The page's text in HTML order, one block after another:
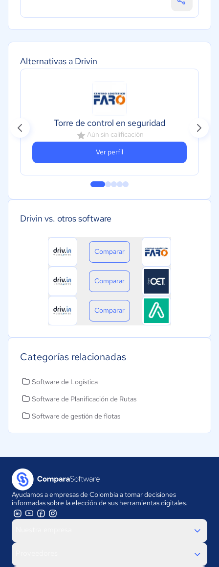
Alternativas a Drivin
Torre de control en seguridad
Aún sin calificación
Ver perfil
Drivin vs. otros software
Comparar
Comparar
Comparar
Categorías relacionadas
Software de Logística
Software de Planificación de Rutas
Software de gestión de flotas
Ayudamos a empresas de Colombia a tomar decisiones
informadas sobre la elección de sus herramientas digitales.